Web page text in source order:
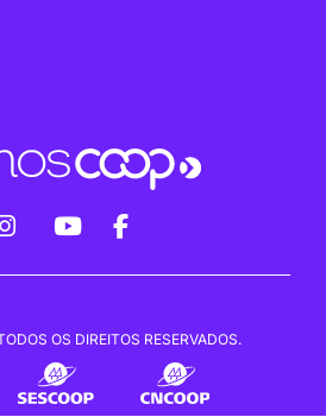
instagram
youtubefacebook-
OS DIREITOS RESERVADOS.